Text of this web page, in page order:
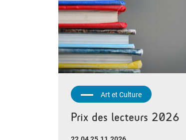
Art et Culture
Prix des lecteurs 2026